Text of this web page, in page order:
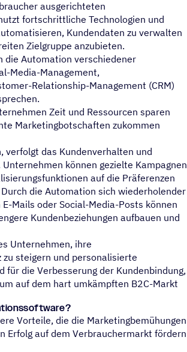
ausgerichteten
fortschrittliche Technologien und
Kundendaten zu verwalten
Zielgruppe anzubieten.
die Automation verschiedener
Media-Management,
Relationship-Management (CRM)
Zeit und Ressourcen sparen
Marketingbotschaften zukommen
verfolgt das Kundenverhalten und
können gezielte Kampagnen
auf die Präferenzen
die Automation sich wiederholender
Mails oder Social-Media-Posts können
Kundenbeziehungen aufbauen und
Unternehmen, ihre
steigern und personalisierte
für die Verbesserung der Kundenbindung,
auf dem hart umkämpften B2C-Markt
Vorteile, die die Marketingbemühungen
Erfolg auf dem Verbrauchermarkt fördern